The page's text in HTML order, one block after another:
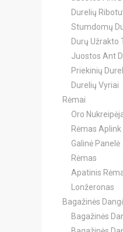
Durelių
Stumdomų
Durų Užrakto
Juostos Ant
Priekinių
Durelių Vyriai
Rėmai
Oro
Rėmas
Galinė Panelė
Rėmas
Apatinis
Lonžeronas
Bagažinės
Bagažinės